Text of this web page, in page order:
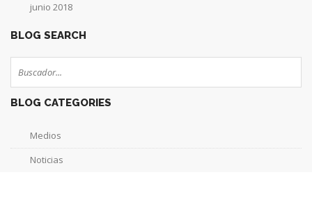
junio 2018
BLOG SEARCH
BLOG CATEGORIES
Medios
Noticias